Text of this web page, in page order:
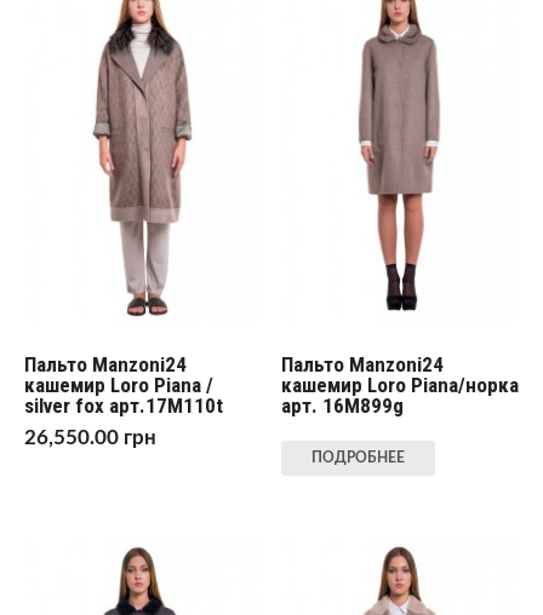
Пальто Manzoni24
кашемир Loro Piana /
silver fox арт.17M110t
26,550.00 грн
Пальто Manzoni24
кашемир Loro Piana/норка
арт. 16M899g
ПОДРОБНЕЕ